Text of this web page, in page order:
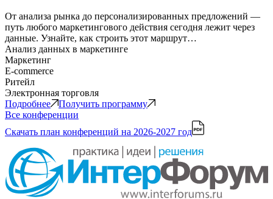
От анализа рынка до персонализированных предложений —
путь любого маркетингового действия сегодня лежит через
данные. Узнайте, как строить этот маршрут…
Анализ данных в маркетинге
Маркетинг
E-commerce
Ритейл
Электронная торговля
Подробнее
Получить программу
Все конференции
Скачать план конференций на 2026-2027 год